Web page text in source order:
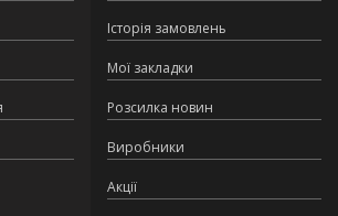
Історія замовлень
Мої закладки
Розсилка новин
Виробники
Акції